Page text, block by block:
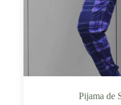
Pijama de